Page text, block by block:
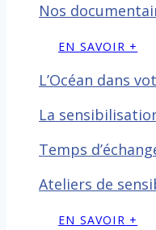
Nos
EN SAVOIR +
L’Océan dans
La
Temps
Ateliers de
EN SAVOIR +